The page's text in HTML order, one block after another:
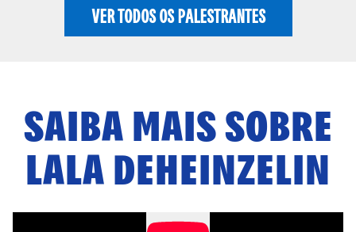
VER TODOS OS PALESTRANTES
SAIBA MAIS SOBRE
LALA DEHEINZELIN